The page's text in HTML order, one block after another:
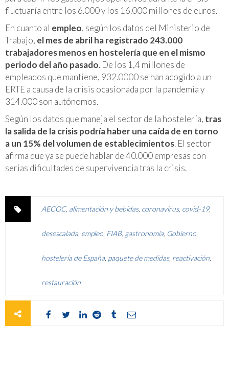
fluctuaría entre los 6.000 y los 16.000 millones de euros.
En cuanto al empleo, según los datos del Ministerio de
Trabajo, el mes de abril ha registrado 243.000
trabajadores menos en hostelería que en el mismo
periodo del año pasado. De los 1,4 millones de
empleados que mantiene, 932.0000 se han acogido a un
ERTE a causa de la crisis ocasionada por la pandemia y
314.000 son autónomos.
Según los datos que maneja el sector de la hostelería, tras
la salida de la crisis podría haber una caída de en torno
a un 15% del volumen de establecimientos. El sector
afirma que ya se puede hablar de 40.000 empresas con
serias dificultades de supervivencia tras la crisis.
AECOC, alimentación y bebidas, coronavirus, covid-19,
desescalada empleo FIAB, gastronomía Gobierno
hostelería de España paquete de medidas, reactivación
restauración